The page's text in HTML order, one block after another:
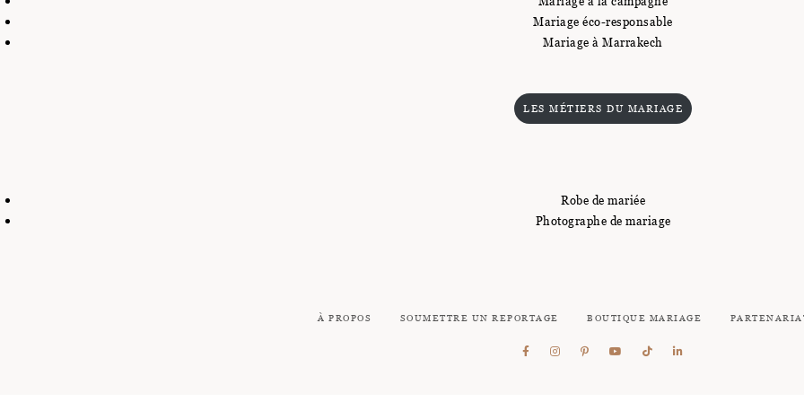
Mariage éco-responsable
Mariage à Marrakech
LES MÉTIERS DU MARIAGE
Robe de mariée
Photographe de mariage
À PROPOS SOUMETTRE UN REPORTAGE BOUTIQUE MARIAGE